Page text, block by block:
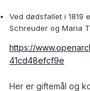
Ved dødsfallet i 1819
Schreuder og Maria
https://
41cd48efcf9e
Her er giftemål og